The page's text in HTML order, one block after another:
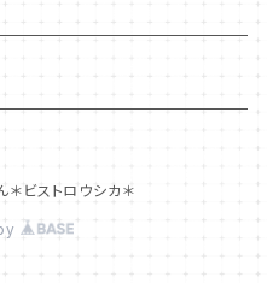
ビストロウシカ＊